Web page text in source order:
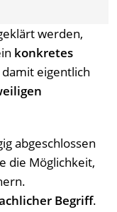
werden,
konkretes
eigentlich
abgeschlossen
die Möglichkeit,
Begriff.